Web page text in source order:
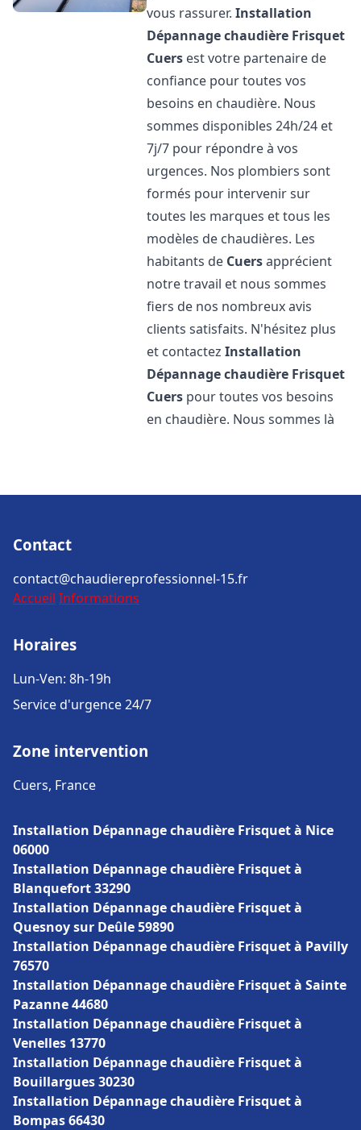
vous rassurer.Installation
Dépannage chaudière Frisquet
Cuers est votre partenaire de
confiance pour toutes vos
besoins en chaudière. Nous
sommes disponibles 24h/24 et
7j/7 pour répondre à vos
urgences. Nos plombiers sont
formés pour intervenir sur
toutes les marques et tous les
modèles de chaudières. Les
habitants de Cuersapprécient
notre travail et nous sommes
fiers de nos nombreux avis
clients satisfaits. N'hésitez plus
et contactezInstallation
Dépannage chaudière Frisquet
Cuers pour toutes vos besoins
en chaudière. Nous sommes là
Contact
contact@chaudiereprofessionnel-15.fr
Accueil Informations
Horaires
Lun-Ven: 8h-19h
Service d'urgence 24/7
Zone intervention
Cuers, France
Installation Dépannage chaudière Frisquet à Nice
06000
Installation Dépannage chaudière Frisquet à
Blanquefort 33290
Installation Dépannage chaudière Frisquet à
Quesnoy sur Deûle 59890
Installation Dépannage chaudière Frisquet à Pavilly
76570
Installation Dépannage chaudière Frisquet à Sainte
Pazanne 44680
Installation Dépannage chaudière Frisquet à
Venelles 13770
Installation Dépannage chaudière Frisquet à
Bouillargues 30230
Installation Dépannage chaudière Frisquet à
Bompas 66430